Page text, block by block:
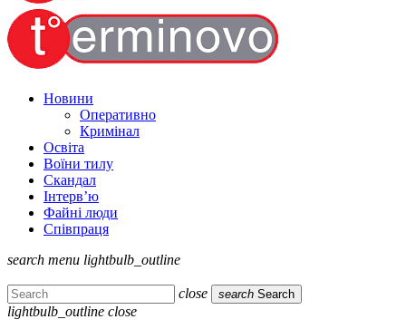
Новини
Оперативно
Кримінал
Освіта
Воїни тилу
Скандал
Інтерв’ю
Файні люди
Співпраця
search menu lightbulb_outline
close search Search
lightbulb_outline close